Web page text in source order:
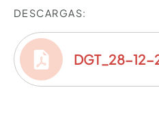
DESCARGAS:
DGT_28-